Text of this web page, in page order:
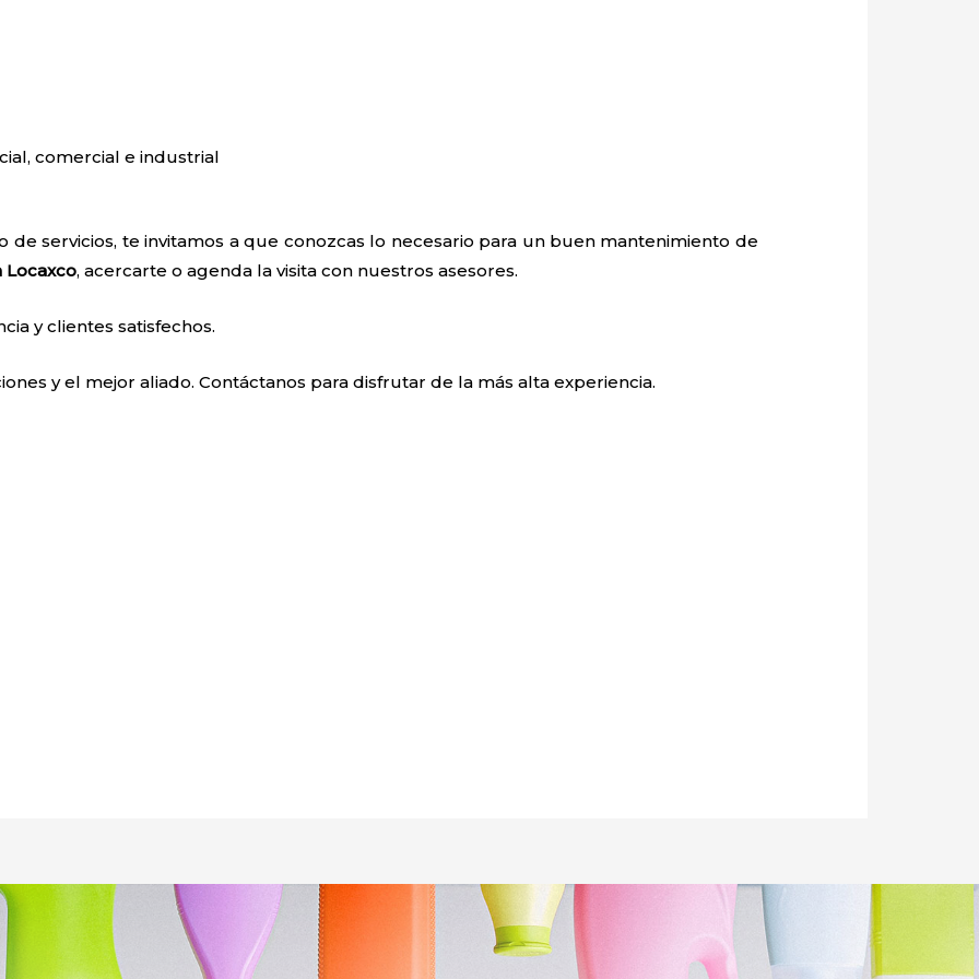
comercial e industrial
de servicios, te invitamos a que conozcas lo necesario para un buen mantenimiento de
Locaxco, acercarte o agenda la visita con nuestros asesores.
y clientes satisfechos.
y el mejor aliado. Contáctanos para disfrutar de la más alta experiencia.